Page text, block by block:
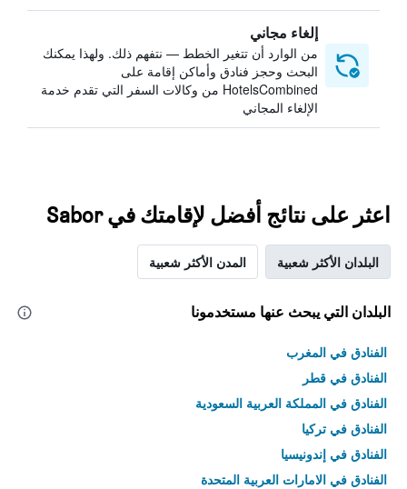
إلغاء مجاني
من الوارد أن تتغير الخطط — نتفهم ذلك. ولهذا يمكنك
البحث وحجز فنادق وأماكن إقامة على
HotelsCombined من وكالات السفر التي تقدم خدمة
الإلغاء المجاني
اعثر على نتائج أفضل لإقامتك في Sabor
البلدان الأكثر شعبية المدن الأكثر شعبية
البلدان التي يبحث عنها مستخدمونا
الفنادق في المغرب
الفنادق في قطر
الفنادق في المملكة العربية السعودية
الفنادق في تركيا
الفنادق في إندونيسيا
الفنادق في الامارات العربية المتحدة